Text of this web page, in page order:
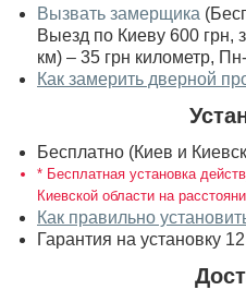
Вызвать замерщика
Выезд по Киеву 600 грн,
км) – 35 грн километр,
Как замерить дверной
Бесплатно (Киев и
* Бесплатная установка
Киевской области на
Как правильно
Гарантия на установку